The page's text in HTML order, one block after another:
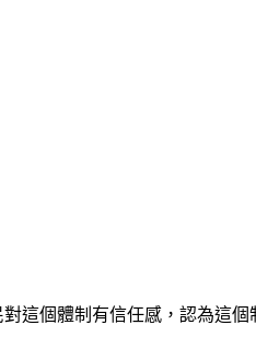
個體制有信任感，認為這個